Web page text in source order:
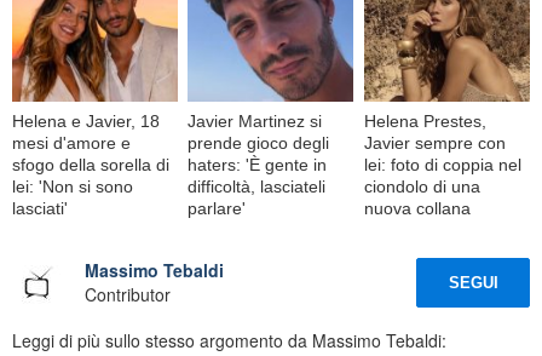
Helena e Javier, 18
mesi d'amore e
sfogo della sorella di
lei: 'Non si sono
lasciati'
Javier Martinez si
prende gioco degli
haters: 'È gente in
difficoltà, lasciateli
parlare'
Helena Prestes,
Javier sempre con
lei: foto di coppia nel
ciondolo di una
nuova collana
Massimo Tebaldi
Contributor
SEGUI
Leggi di più sullo stesso argomento da Massimo Tebaldi: